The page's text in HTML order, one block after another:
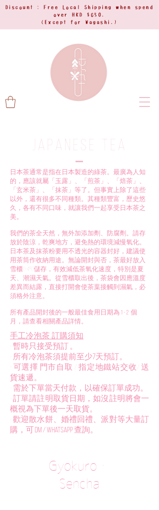
Discount : Free Local Shipping when spend
over HKD $650.
(Except for Wagashi.)
Japanese Tea
日本茶通常是指在日本製造的綠茶。最廣為人知
的，應該就屬「玉露」、「煎茶」、「焙茶」、
「玄米茶」、「抹茶」等了。但事實上除了這些
以外，還有很多不同種類。其種類豐富，歷史悠
久，各有不同口味，就讓我們一起享受日本茶之
美。
我們的茶全天然，無外加添加劑、防腐劑。請存
放於陰涼，乾爽地方，避免熱的環境減慢氧化。
日本茶及抹茶粉要用不透光的容器封好，建議使
用茶筒作收納用途。無論開封與否，茶最好放入
雪櫃0-4ºc儲存，有效減低茶氧化速度，特別是夏
天、潮濕天氣。從雪櫃取出後，茶袋會因應溫度
差異而結露，直接打開會使茶葉接觸到濕氣，必
須格外注意。
所有產品開封後的一般最佳食用日期為 1 - 2 個
月，請查看相關產品詳情。
​手工冷泡茶 訂購須知
- 暫時只接受預訂 。
​- 所有冷泡茶須提前至少7天預訂。
- 可選擇 門市自取 / 指定地鐵站交收/ 送
貨速遞。
- 需於下單當天付款，以確保訂單成功。
- 訂單請註明取貨日期，如沒註明將會一
概視為下單後一天取貨。
​- 歡迎散水餅、婚禮回禮、派對等大量訂
購，可
DM / Whatsapp查詢。
Gyokuro・
Sencha